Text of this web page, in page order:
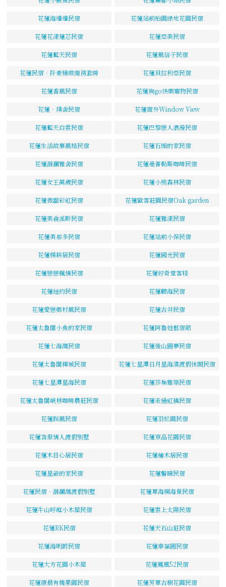
花蓮海邊邊民宿 花蓮站前柏園綠地花園民宿
花蓮花漾蓮芯民宿 花蓮亞美民宿
花蓮藍天民宿 花蓮風信子民宿
花蓮民宿．阡豪精緻商務套房 花蓮貝拉利亞民宿
花蓮香風民宿 花蓮狗go快樂寵物民宿
花蓮‧璞舍民宿 花蓮窗外Window View
花蓮藍天白雲民宿 花蓮巴黎戀人浪漫民宿
花蓮生活故事風格民宿 花蓮石頭的家民宿
花蓮洄瀾雅舍民宿 花蓮曼普勒斯咖啡民宿
花蓮女王萬歲民宿 花蓮小熊森林民宿
花蓮微甜彩虹民宿 花蓮歐客莊園民宿Oak garden
花蓮美侖溪畔民宿 花蓮雅漾民宿
花蓮美那多民宿 花蓮站前小保民宿
花蓮樸耕居民宿 花蓮國光民宿
花蓮戀戀楓情民宿 花蓮好奇堂客棧
花蓮紐約民宿 花蓮聽海民宿
花蓮愛戀鄉村風民宿 花蓮古井民宿
花蓮太魯閣小魚的家民宿 花蓮阿魯娃藝宿館
花蓮七海灣民宿 花蓮後山圓夢民宿
花蓮太魯閣樺城民宿 花蓮七星潭日月星海濱渡假休閒民宿
花蓮七星潭星海民宿 花蓮莎集雅築民宿
花蓮太魯閣峽林咖啡農莊民宿 花蓮走過虹橋民宿
花蓮踩風民宿 花蓮羽松園民宿
花蓮峇里情人渡假別墅 花蓮京品花園民宿
花蓮木目心居民宿 花蓮檜木居民宿
花蓮星爺的家民宿 花蓮馨晴民宿
花蓮民宿‧洄瀾灣渡假別墅 花蓮草海桐海景民宿
花蓮牛山呼庭小木屋民宿 花蓮雲上太陽民宿
花蓮RK民宿 花蓮天石山莊民宿
花蓮海明蔚民宿 花蓮幸福圓民宿
花蓮大方花園小木屋 花蓮鳳凰52民宿
花蓮康晨有機果園民宿 花蓮芳草古樹花園民宿